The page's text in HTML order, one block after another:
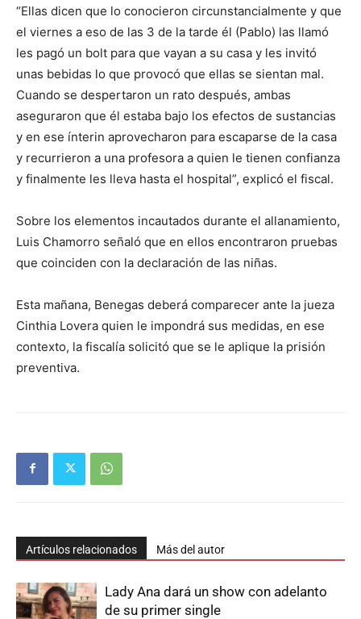
“Ellas dicen que lo conocieron circunstancialmente y que
el viernes a eso de las 3 de la tarde él (Pablo) las llamó
les pagó un bolt para que vayan a su casa y les invitó
unas bebidas lo que provocó que ellas se sientan mal.
Cuando se despertaron un rato después, ambas
aseguraron que él estaba bajo los efectos de sustancias
y en ese ínterin aprovecharon para escaparse de la casa
y recurrieron a una profesora a quien le tienen confianza
y finalmente les lleva hasta el hospital”, explicó el fiscal.
Sobre los elementos incautados durante el allanamiento,
Luis Chamorro señaló que en ellos encontraron pruebas
que coinciden con la declaración de las niñas.
Esta mañana, Benegas deberá comparecer ante la jueza
Cinthia Lovera quien le impondrá sus medidas, en ese
contexto, la fiscalía solicitó que se le aplique la prisión
preventiva.
Artículos relacionados Más del autor
Lady Ana dará un show con adelanto
de su primer single